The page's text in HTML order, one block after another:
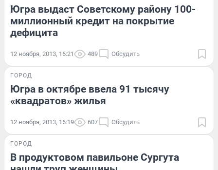
Югра выдаст Советскому району 100-
миллионный кредит на покрытие
дефицита
12 ноября, 2013, 16:21 489 Обсудить
ГОРОД
Югра в октябре ввела 91 тысячу
«квадратов» жилья
12 ноября, 2013, 16:19 607 Обсудить
ГОРОД
В продуктовом павильоне Сургута